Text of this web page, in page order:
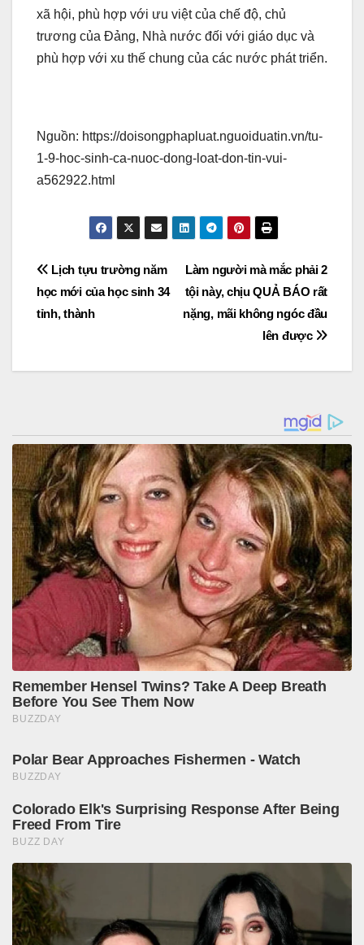
xã hội, phù hợp với ưu việt của chế độ, chủ
trương của Đảng, Nhà nước đối với giáo dục và
phù hợp với xu thế chung của các nước phát triển.
Nguồn: https://doisongphapluat.nguoiduatin.vn/tu-
1-9-hoc-sinh-ca-nuoc-dong-loat-don-tin-vui-
a562922.html
Post
navigation
Làm người mà mắc phải 2
tội này, chịu QUẢ BÁO rất
nặng, mãi không ngóc đầu
lên được
Lịch tựu trường năm
học mới của học sinh 34
tỉnh, thành